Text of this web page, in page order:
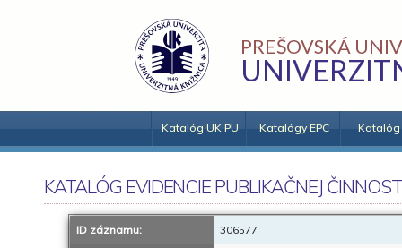
PREŠOVSKÁ
Katalóg UK PU Katalógy EPC Katalóg
KATALÓG EVIDENCIE PUBLIKAČNEJ
ID záznamu: 306577